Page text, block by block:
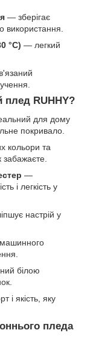
— зберігає
використання.
°C) — легкий
плед RUHHY?
для дому
покривало.
кольори та
—
і легкість у
настрій у
білою
і якість, яку
пледа